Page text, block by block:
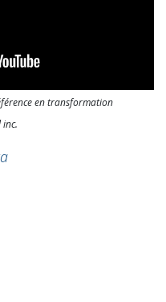
en transformation
inc.